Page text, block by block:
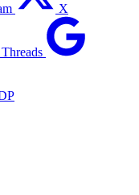
X
Threads